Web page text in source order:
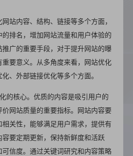
站内容、结构、链接等多个方面，
排名，增加网站流量和用户体验的
广的重要手段，对于提升网站的曝
要意义。从多角度来看，网站优化
、外部链接优化等多个方面。
的核心。优质的内容是吸引用户的
网站质量的重要指标。网站内容要
关性，能够满足用户需求，提供有
要定期更新，保持新鲜度和活跃
信度。通过关键词研究和内容策略